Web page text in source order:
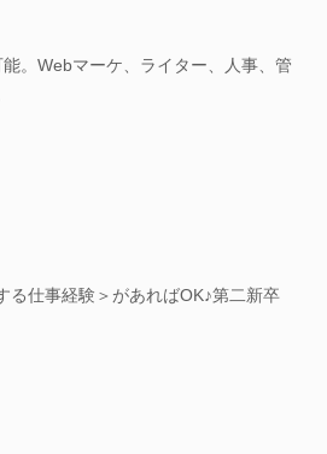
。Webマーケ、ライター、人事、管
る仕事経験＞があればOK♪第二新卒